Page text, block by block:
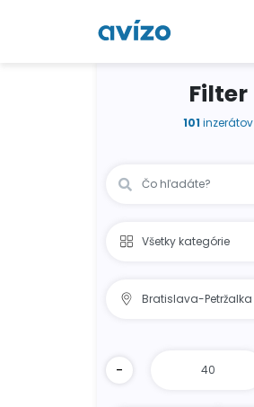
Filter
101 inzerátov
-